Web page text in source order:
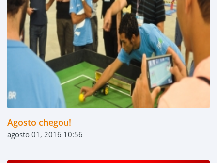
Agosto chegou!
agosto 01, 2016 10:56